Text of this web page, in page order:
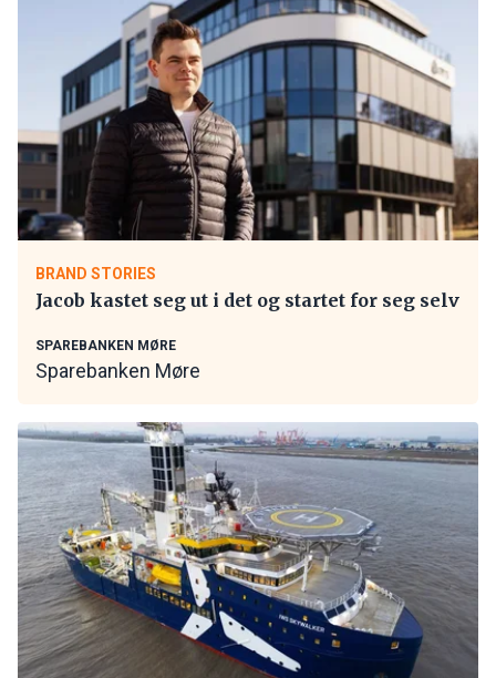
BRAND STORIES
Jacob kastet seg ut i det og startet for seg selv
SPAREBANKEN MØRE
Sparebanken Møre